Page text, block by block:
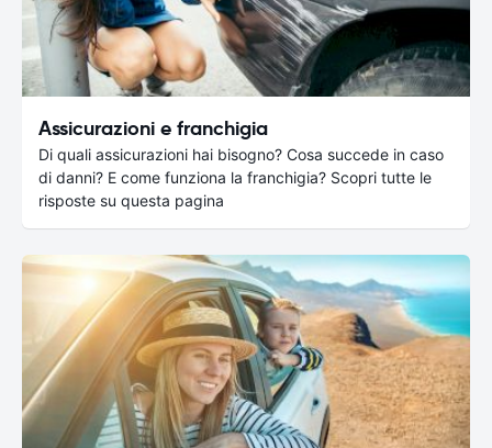
Assicurazioni e franchigia
Di quali assicurazioni hai bisogno? Cosa succede in caso
di danni? E come funziona la franchigia? Scopri tutte le
risposte su questa pagina